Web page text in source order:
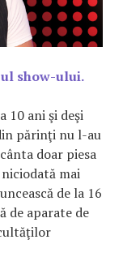
show-ului.
10 ani şi deşi
părinţi nu l-au
doar piesa
mai
de la 16
de aparate de